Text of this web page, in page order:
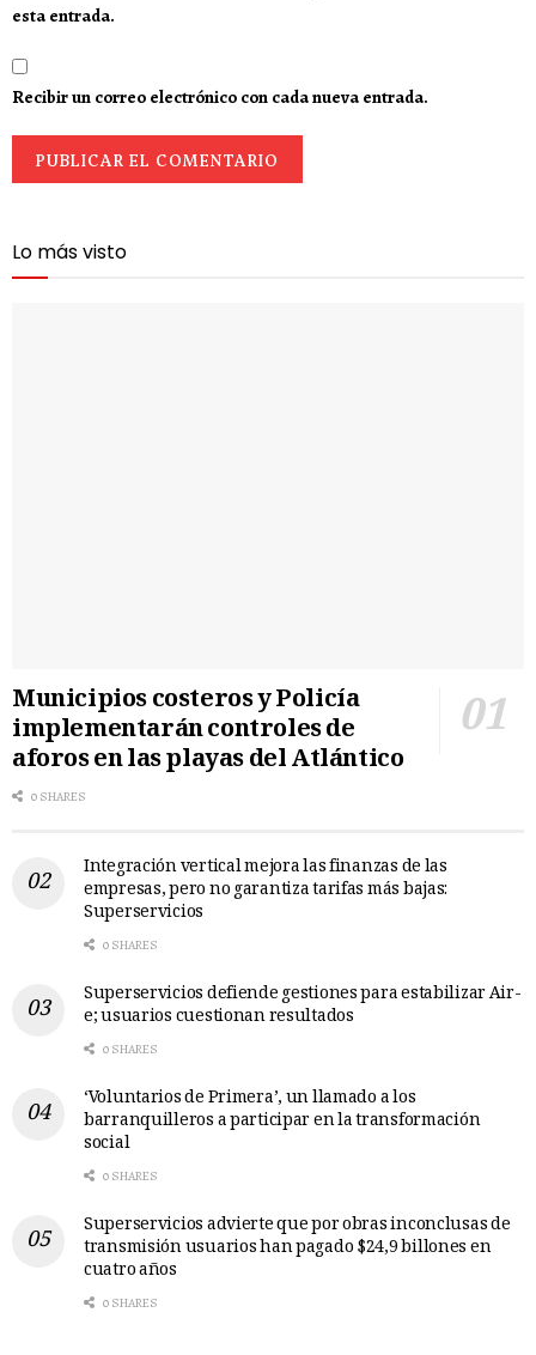
esta entrada.
Recibir un correo electrónico con cada nueva entrada.
Lo más visto
Municipios costeros y Policía
implementarán controles de
aforos en las playas del Atlántico
0 SHARES
Integración vertical mejora las finanzas de las
empresas, pero no garantiza tarifas más bajas:
Superservicios
0 SHARES
Superservicios defiende gestiones para estabilizar Air-
e; usuarios cuestionan resultados
0 SHARES
‘Voluntarios de Primera’, un llamado a los
barranquilleros a participar en la transformación
social
0 SHARES
Superservicios advierte que por obras inconclusas de
transmisión usuarios han pagado $24,9 billones en
cuatro años
0 SHARES